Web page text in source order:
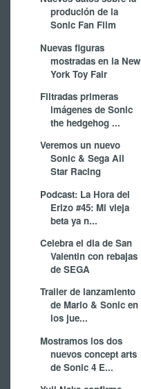
produción de la
Sonic Fan Film
Nuevas figuras
mostradas en la New
York Toy Fair
Filtradas primeras
imágenes de Sonic
the hedgehog ...
Veremos un nuevo
Sonic & Sega All
Star Racing
Podcast: La Hora del
Erizo #45: Mi vieja
beta ya n...
Celebra el dia de San
Valentin con rebajas
de SEGA
Trailer de lanzamiento
de Mario & Sonic en
los jue...
Mostramos los dos
nuevos concept arts
de Sonic 4 E...